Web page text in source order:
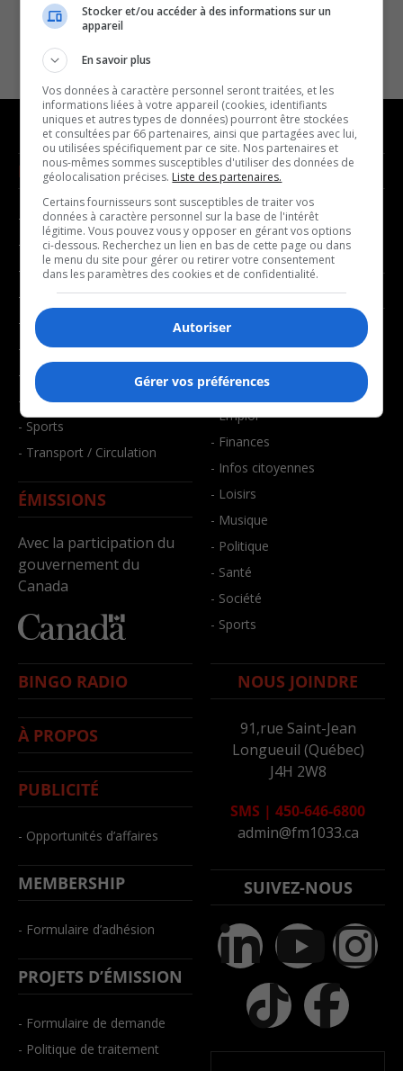
NOUVELLES
- Affaires municipales
- Communauté / Social
- Culture
- Économie
- Éducation
- Environnement
- Faits divers
- Santé et bien-être
- Sports
- Transport / Circulation
ÉMISSIONS
Avec la participation du
gouvernement du
Canada
MUSIQUE
- Décompte franco
- Joué récemment
BALADOS
- Affaires
- Art de vivre
- Bien-être
- Emploi
- Finances
- Infos citoyennes
- Loisirs
- Musique
- Politique
- Santé
- Société
- Sports
BINGO RADIO
À PROPOS
PUBLICITÉ
- Opportunités d’affaires
MEMBERSHIP
- Formulaire d’adhésion
PROJETS D’ÉMISSION
- Formulaire de demande
- Politique de traitement
NOUS JOINDRE
91,rue Saint-Jean
Longueuil (Québec)
J4H 2W8
SMS | 450-646-6800
admin@fm1033.ca
SUIVEZ-NOUS
Stocker et/ou accéder à des informations sur un
appareil
En savoir plus
Vos données à caractère personnel seront traitées, et les
informations liées à votre appareil (cookies, identifiants
uniques et autres types de données) pourront être stockées
et consultées par 66 partenaires, ainsi que partagées avec lui,
ou utilisées spécifiquement par ce site. Nos partenaires et
nous-mêmes sommes susceptibles d'utiliser des données de
géolocalisation précises. Liste des partenaires.
Certains fournisseurs sont susceptibles de traiter vos
données à caractère personnel sur la base de l'intérêt
légitime. Vous pouvez vous y opposer en gérant vos options
ci-dessous. Recherchez un lien en bas de cette page ou dans
le menu du site pour gérer ou retirer votre consentement
dans les paramètres des cookies et de confidentialité.
Autoriser
Gérer vos préférences